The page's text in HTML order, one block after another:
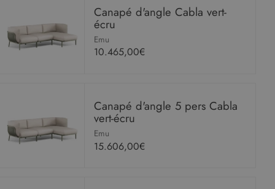
Canapé d'angle Cabla vert-
écru
Emu
10.465,00€
Canapé d'angle 5 pers Cabla
vert-écru
Emu
15.606,00€